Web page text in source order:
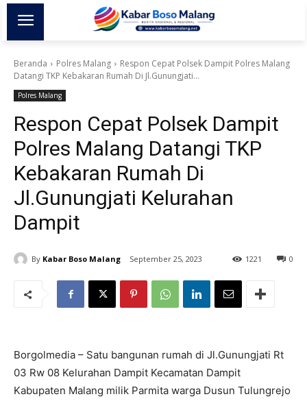
Beranda Polres Malang
Respon Cepat Polsek Dampit Polres Malang
Datangi TKP Kebakaran Rumah Di Jl.Gunungjati...
Polres Malang
Respon Cepat Polsek Dampit
Polres Malang Datangi TKP
Kebakaran Rumah Di
Jl.Gunungjati Kelurahan
Dampit
By Kabar Boso Malang September 25, 2023 0
1221
Borgolmedia – Satu bangunan rumah di Jl.Gunungjati Rt
03 Rw 08 Kelurahan Dampit Kecamatan Dampit
Kabupaten Malang milik Parmita warga Dusun Tulungrejo